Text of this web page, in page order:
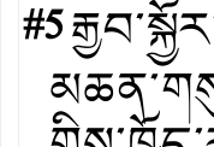
#5